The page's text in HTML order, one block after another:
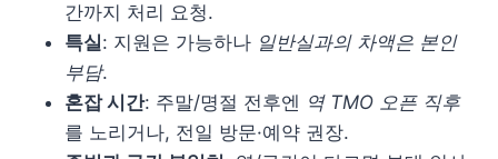
간까지 처리 요청.
특실: 지원은 가능하나 일반실과의 차액은 본인
부담.
혼잡 시간: 주말/명절 전후엔 역 TMO 오픈 직후
를 노리거나, 전일 방문·예약 권장.